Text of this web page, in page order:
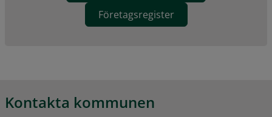
Företagsregister
Kontakta kommunen